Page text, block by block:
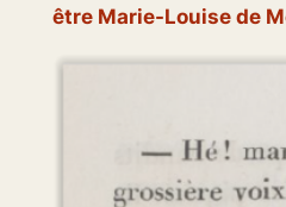
être Marie-Louise de